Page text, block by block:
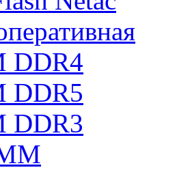
DDR4
DDR5
DDR3